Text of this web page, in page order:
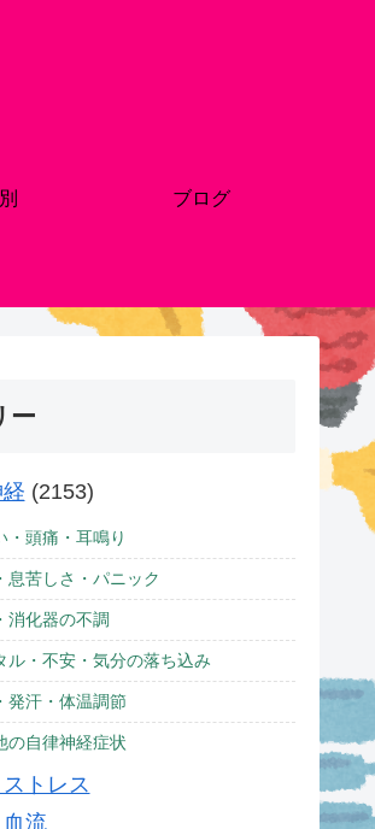
ブログ
ー
(2153)
・頭痛・耳鳴り
息苦しさ・パニック
消化器の不調
ル・不安・気分の落ち込み
発汗・体温調節
の自律神経症状
トレス
流